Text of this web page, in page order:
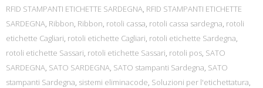
RFID STAMPANTI ETICHETTE SARDEGNA, RFID STAMPANTI ETICHETTE
SARDEGNA, Ribbon, Ribbon, rotoli cassa, rotoli cassa sardegna, rotoli
etichette Cagliari, rotoli etichette Cagliari, rotoli etichette Sardegna,
rotoli etichette Sassari, rotoli etichette Sassari, rotoli pos, SATO
SARDEGNA, SATO SARDEGNA, SATO stampanti Sardegna, SATO
stampanti Sardegna, sistemi eliminacode, Soluzioni per l'etichettatura,